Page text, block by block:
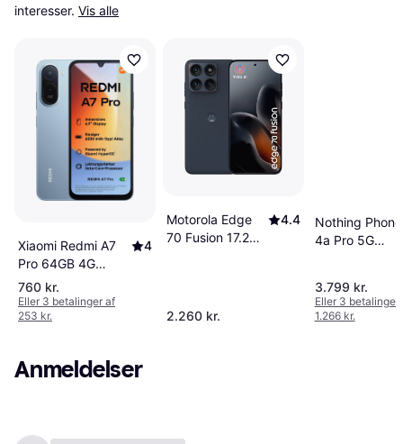
interesser. Vis alle
Xiaomi Redmi A7
Pro 64GB 4G
Smartphone
4
760 kr.
Eller 3 betalinger af
253 kr.
Motorola Edge
70 Fusion 17.2
4.4
2.260 kr.
Nothing Phone
4a Pro 5G
3.799 kr.
Eller 3 betalinger
1.266 kr.
Anmeldelser